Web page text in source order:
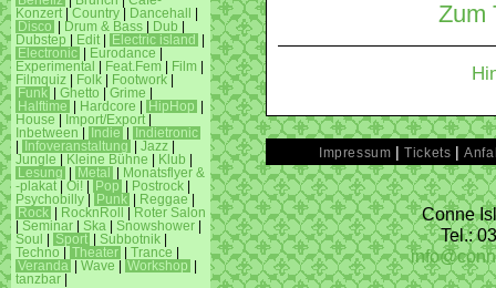
Konzert
Country Dancehall
Disco
Drum & Bass Dub
Dubstep
Edit Electric island
Electronic
Eurodance
Experimental
Feat.Fem Film
Filmquiz
Folk Footwork
Funk
Ghetto Grime
Halftime
Hardcore HipHop
House
Import/Export
Inbetween
Indie
Indietronic
Infoveranstaltung Jazz
Jungle
Kleine Bühne Klub
Lesung
Metal
Monatsflyer &
-plakat
Oi! Pop Postrock
Psychobilly
Punk Reggae
Rock
RocknRoll
Roter Salon
Seminar Ska Snowshower
Soul
Sport Subbotnik
Techno
Theater Trance
Veranda
Wave Workshop
tanzbar
Zum
Impressum |Tickets |
Conne
Tel.: